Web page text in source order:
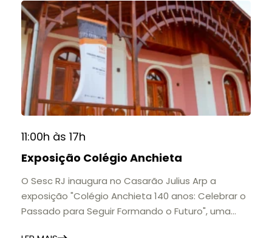
11:00h às 17h
Exposição Colégio Anchieta
O Sesc RJ inaugura no Casarão Julius Arp a
exposição "Colégio Anchieta 140 anos: Celebrar o
Passado para Seguir Formando o Futuro", uma